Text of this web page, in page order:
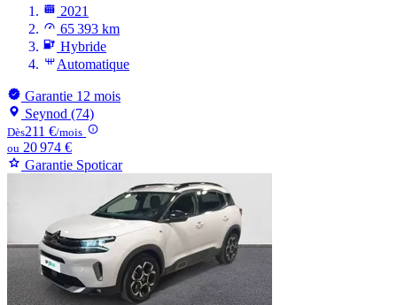
2021
65 393 km
Hybride
Automatique
Garantie 12 mois
Seynod (74)
Dès211 €/mois
ou 20 974 €
Garantie Spoticar